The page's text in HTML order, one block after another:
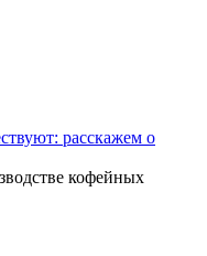
расскажем о
кофейных